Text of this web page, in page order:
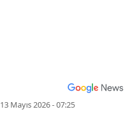
13 Mayıs 2026 - 07:25